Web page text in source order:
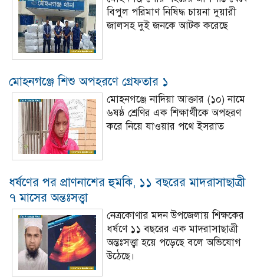
বিপুল পরিমাণ নিষিদ্ধ চায়না দুয়ারী
জালসহ দুই জনকে আটক করেছে
মোহনগঞ্জে শিশু অপহরণে গ্রেফতার ১
মোহনগঞ্জে নাদিয়া আক্তার (১০) নামে
৬ষষ্ঠ শ্রেণির এক শিক্ষার্থীকে অপহরণ
করে নিয়ে যাওয়ার পথে ইসরাত
ধর্ষণের পর প্রাণনাশের হুমকি, ১১ বছরের মাদরাসাছাত্রী
৭ মাসের অন্তঃসত্ত্বা
নেত্রকোণার মদন উপজেলায় শিক্ষকের
ধর্ষণে ১১ বছরের এক মাদরাসাছাত্রী
অন্তঃসত্ত্বা হয়ে পড়েছে বলে অভিযোগ
উঠেছে।